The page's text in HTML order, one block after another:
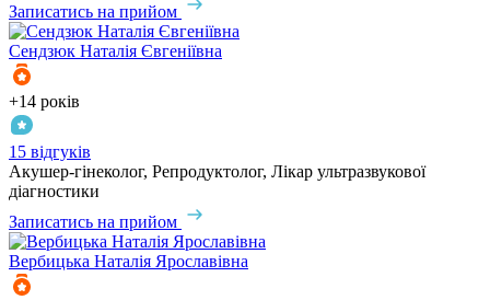
Записатись на прийом
Сендзюк Наталія Євгеніївна
+14 років
15 відгуків
Акушер-гінеколог, Репродуктолог, Лікар ультразвукової
діагностики
Записатись на прийом
Вербицька Наталія Ярославівна